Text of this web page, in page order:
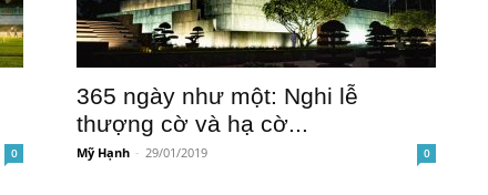
0
365 ngày như một: Nghi lễ
thượng cờ và hạ cờ...
Mỹ Hạnh - 29/01/2019 0